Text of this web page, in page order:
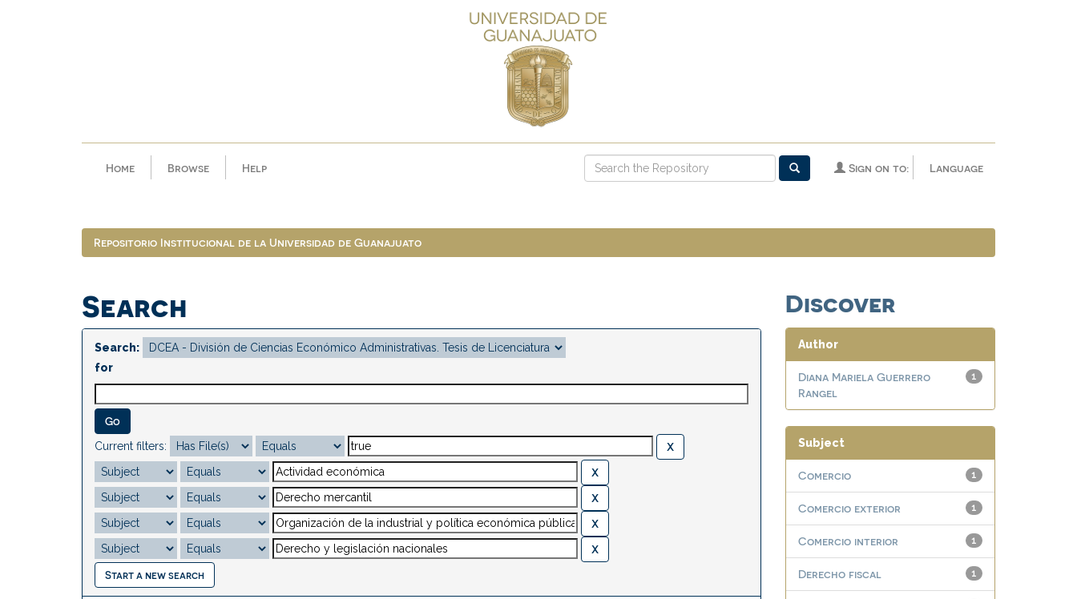
Home Browse Help Language
Sign on to:
Repositorio Institucional de la Universidad de Guanajuato
Search
Search:
for
Current filters:
Start a new search
Discover
Author
1
Diana Mariela Guerrero
Rangel
Subject
1
Comercio
1
Comercio exterior
1
Comercio interior
1
Derecho fiscal